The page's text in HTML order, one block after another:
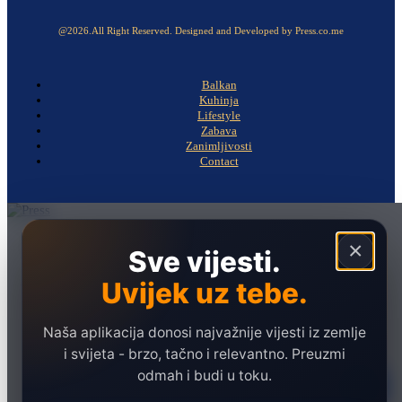
@2026.All Right Reserved. Designed and Developed by Press.co.me
Balkan
Kuhinja
Lifestyle
Zabava
Zanimljivosti
Contact
×
Sve vijesti.
Uvijek uz tebe.
Naša aplikacija donosi najvažnije vijesti iz zemlje
i svijeta - brzo, tačno i relevantno. Preuzmi
odmah i budi u toku.
Ekonomija